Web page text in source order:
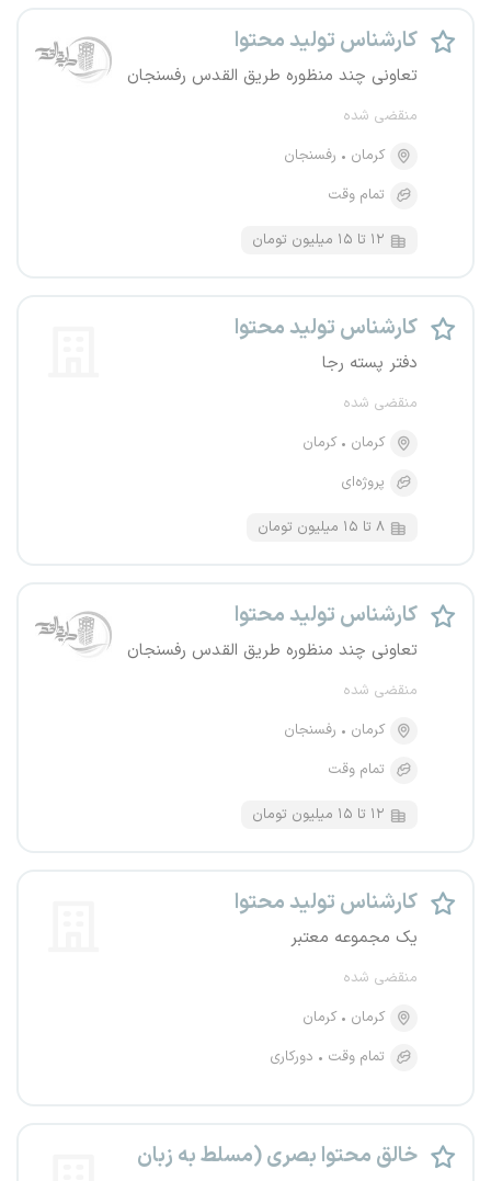
کارشناس تولید محتوا
تعاونی چند منظوره طریق القدس رفسنجان
منقضی شده
کرمان
رفسنجان
تمام وقت
۱۲ تا ۱۵ میلیون تومان
کارشناس تولید محتوا
دفتر پسته رجا
منقضی شده
کرمان
کرمان
پروژه‌ای
۸ تا ۱۵ میلیون تومان
کارشناس تولید محتوا
تعاونی چند منظوره طریق القدس رفسنجان
منقضی شده
کرمان
رفسنجان
تمام وقت
۱۲ تا ۱۵ میلیون تومان
کارشناس تولید محتوا
یک مجموعه معتبر
منقضی شده
کرمان
کرمان
تمام وقت
دورکاری
خالق محتوا بصری (مسلط به زبان